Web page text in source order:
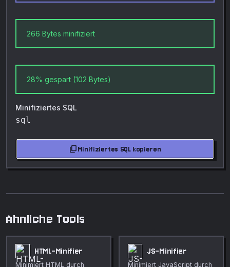
266 Bytes minifiziert
28% gespart (102 Bytes)
Minifiziertes SQL
sql
content_copyMinifiziertes SQL kopieren
Ahnliche Tools
HTML-Minifier
Minimiert HTML durch
JS-Minifier
Minimiert JavaScript durch